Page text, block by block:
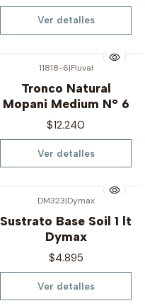
Ver detalles
11818-6|Fluval
Tronco Natural
Mopani Medium N° 6
$12.240
Ver detalles
DM323|Dymax
Sustrato Base Soil 1 lt
Dymax
$4.895
Ver detalles